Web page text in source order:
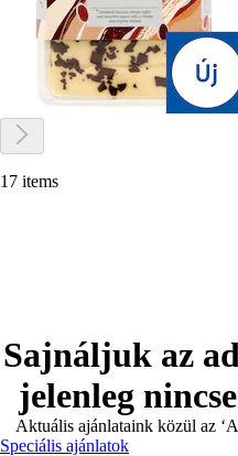
17 items
Sajnáljuk az
jelenleg
Aktuális ajánlataink közül az
Speciális ajánlatok